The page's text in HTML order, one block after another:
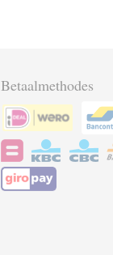
Betaalmethodes